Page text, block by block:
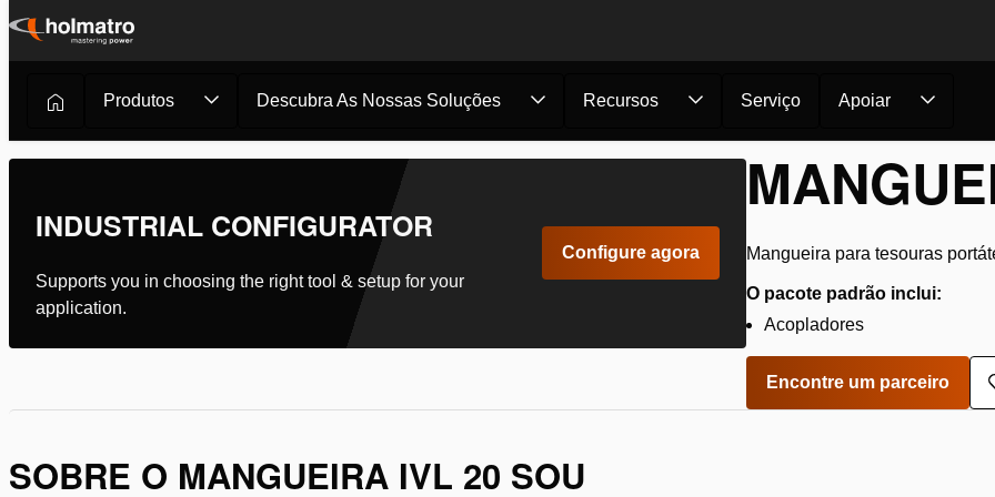
Ir
Produtos Descubra As Nossas Soluções Recursos Serviço Apoiar
Soluções Hidráulicas Corte /Mangueiras Hidráulicas /Mangueira IVL 20 ...
INDUSTRIAL CONFIGURATOR
Supports you in choosing the right tool & setup for your
application.
Configure agora Mangueira para tesouras
O pacote padrão inclui:
Acopladores
Encontre um parceiro
SOBRE O MANGUEIRA IVL 20 SOU